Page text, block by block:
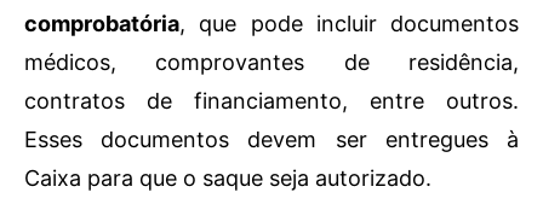
comprobatória, que pode incluir documentos
médicos, comprovantes de residência,
contratos de financiamento, entre outros.
Esses documentos devem ser entregues à
Caixa para que o saque seja autorizado.